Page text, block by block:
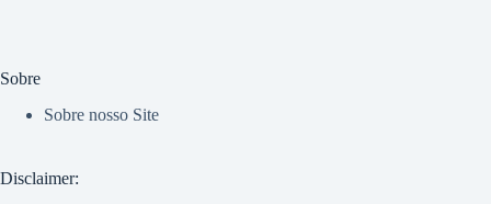
Sobre
Sobre nosso Site
Disclaimer: